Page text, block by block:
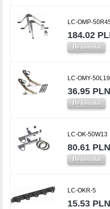
LC-OMP-
184.02
Do koszyka
LC-OMY-50L19
36.95 PLN
Do koszyka
LC-OK-50W13
80.61 PLN
Do koszyka
LC-OKR-5
15.53 PLN